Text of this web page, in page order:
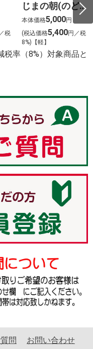
税
じまの朝(のどぐ
ろ入り)3種6枚
本体価格5,000円
(税込価格5,400円／税
8%)【軽】
税率（8%）対象商品と
問 お問い合わせ